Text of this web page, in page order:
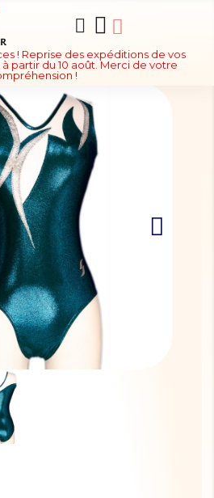
! Reprise des expéditions de vos
partir du 10 août. Merci de votre
!